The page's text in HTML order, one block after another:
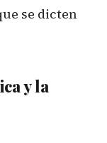
se dicten
y la